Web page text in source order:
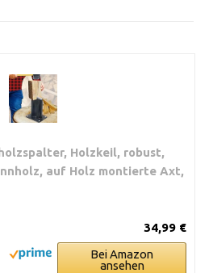
Holzkeil, robust,
auf Holz montierte Axt,
34,99 €
Bei Amazon
ansehen